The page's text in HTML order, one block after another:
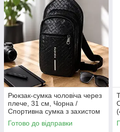
Рюкзак-сумка чоловіча через
плече, 31 см, Чорна /
Спортивна сумка з захистом
антикрадій / Слінг крос-боді /
Рюкзак на одну лямку
Готово до відправки